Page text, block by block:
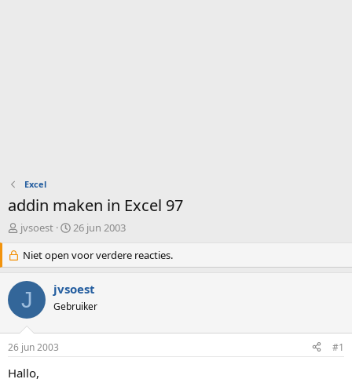
Excel
addin maken in Excel 97
O
d
e
r
w
e
p
s
t
a
jvsoest
S
a
r
d
a
m
26 jun 2003
Niet open voor verdere reacties.
J jvsoest
Gebruiker
26 jun 2003 #1
Hallo,